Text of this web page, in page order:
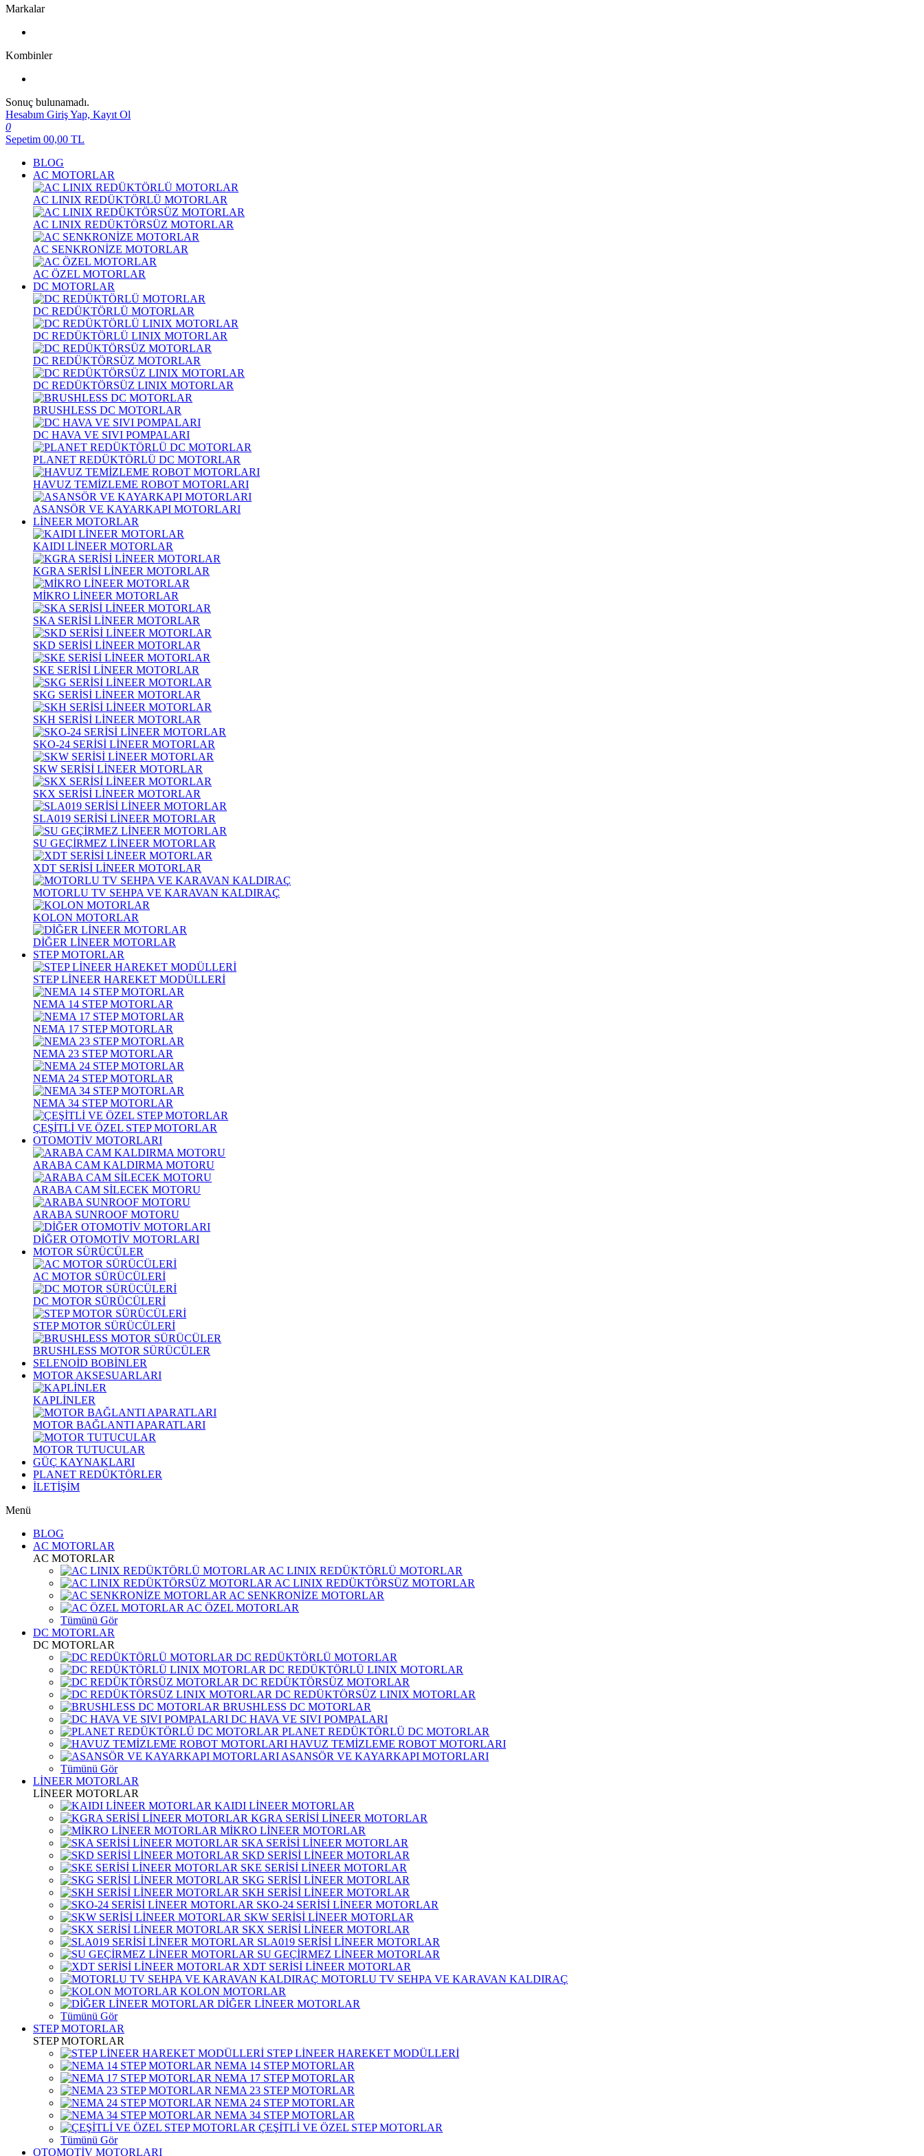
Markalar
Kombinler
Sonuç bulunamadı.
Hesabım Giriş Yap, Kayıt Ol
0
Sepetim 00,00 TL
BLOG
AC MOTORLAR
AC LINIX REDÜKTÖRLÜ MOTORLAR
AC LINIX REDÜKTÖRSÜZ MOTORLAR
AC SENKRONİZE MOTORLAR
AC ÖZEL MOTORLAR
DC MOTORLAR
DC REDÜKTÖRLÜ MOTORLAR
DC REDÜKTÖRLÜ LINIX MOTORLAR
DC REDÜKTÖRSÜZ MOTORLAR
DC REDÜKTÖRSÜZ LINIX MOTORLAR
BRUSHLESS DC MOTORLAR
DC HAVA VE SIVI POMPALARI
PLANET REDÜKTÖRLÜ DC MOTORLAR
HAVUZ TEMİZLEME ROBOT MOTORLARI
ASANSÖR VE KAYARKAPI MOTORLARI
LİNEER MOTORLAR
KAIDI LİNEER MOTORLAR
KGRA SERİSİ LİNEER MOTORLAR
MİKRO LİNEER MOTORLAR
SKA SERİSİ LİNEER MOTORLAR
SKD SERİSİ LİNEER MOTORLAR
SKE SERİSİ LİNEER MOTORLAR
SKG SERİSİ LİNEER MOTORLAR
SKH SERİSİ LİNEER MOTORLAR
SKO-24 SERİSİ LİNEER MOTORLAR
SKW SERİSİ LİNEER MOTORLAR
SKX SERİSİ LİNEER MOTORLAR
SLA019 SERİSİ LİNEER MOTORLAR
SU GEÇİRMEZ LİNEER MOTORLAR
XDT SERİSİ LİNEER MOTORLAR
MOTORLU TV SEHPA VE KARAVAN KALDIRAÇ
KOLON MOTORLAR
DİĞER LİNEER MOTORLAR
STEP MOTORLAR
STEP LİNEER HAREKET MODÜLLERİ
NEMA 14 STEP MOTORLAR
NEMA 17 STEP MOTORLAR
NEMA 23 STEP MOTORLAR
NEMA 24 STEP MOTORLAR
NEMA 34 STEP MOTORLAR
ÇEŞİTLİ VE ÖZEL STEP MOTORLAR
OTOMOTİV MOTORLARI
ARABA CAM KALDIRMA MOTORU
ARABA CAM SİLECEK MOTORU
ARABA SUNROOF MOTORU
DİĞER OTOMOTİV MOTORLARI
MOTOR SÜRÜCÜLER
AC MOTOR SÜRÜCÜLERİ
DC MOTOR SÜRÜCÜLERİ
STEP MOTOR SÜRÜCÜLERİ
BRUSHLESS MOTOR SÜRÜCÜLER
SELENOİD BOBİNLER
MOTOR AKSESUARLARI
KAPLİNLER
MOTOR BAĞLANTI APARATLARI
MOTOR TUTUCULAR
GÜÇ KAYNAKLARI
PLANET REDÜKTÖRLER
İLETİŞİM
Menü
BLOG
AC MOTORLAR
AC MOTORLAR
AC LINIX REDÜKTÖRLÜ MOTORLAR
AC LINIX REDÜKTÖRSÜZ MOTORLAR
AC SENKRONİZE MOTORLAR
AC ÖZEL MOTORLAR
Tümünü Gör
DC MOTORLAR
DC MOTORLAR
DC REDÜKTÖRLÜ MOTORLAR
DC REDÜKTÖRLÜ LINIX MOTORLAR
DC REDÜKTÖRSÜZ MOTORLAR
DC REDÜKTÖRSÜZ LINIX MOTORLAR
BRUSHLESS DC MOTORLAR
DC HAVA VE SIVI POMPALARI
PLANET REDÜKTÖRLÜ DC MOTORLAR
HAVUZ TEMİZLEME ROBOT MOTORLARI
ASANSÖR VE KAYARKAPI MOTORLARI
Tümünü Gör
LİNEER MOTORLAR
LİNEER MOTORLAR
KAIDI LİNEER MOTORLAR
KGRA SERİSİ LİNEER MOTORLAR
MİKRO LİNEER MOTORLAR
SKA SERİSİ LİNEER MOTORLAR
SKD SERİSİ LİNEER MOTORLAR
SKE SERİSİ LİNEER MOTORLAR
SKG SERİSİ LİNEER MOTORLAR
SKH SERİSİ LİNEER MOTORLAR
SKO-24 SERİSİ LİNEER MOTORLAR
SKW SERİSİ LİNEER MOTORLAR
SKX SERİSİ LİNEER MOTORLAR
SLA019 SERİSİ LİNEER MOTORLAR
SU GEÇİRMEZ LİNEER MOTORLAR
XDT SERİSİ LİNEER MOTORLAR
MOTORLU TV SEHPA VE KARAVAN KALDIRAÇ
KOLON MOTORLAR
DİĞER LİNEER MOTORLAR
Tümünü Gör
STEP MOTORLAR
STEP MOTORLAR
STEP LİNEER HAREKET MODÜLLERİ
NEMA 14 STEP MOTORLAR
NEMA 17 STEP MOTORLAR
NEMA 23 STEP MOTORLAR
NEMA 24 STEP MOTORLAR
NEMA 34 STEP MOTORLAR
ÇEŞİTLİ VE ÖZEL STEP MOTORLAR
Tümünü Gör
OTOMOTİV MOTORLARI